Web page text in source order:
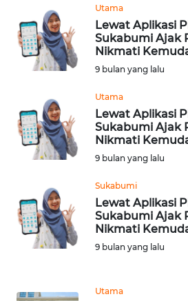
Utama
Lewat Aplikasi
Sukabumi Ajak
Nikmati
9 bulan yang lalu
Utama
Lewat Aplikasi
Sukabumi Ajak
Nikmati
9 bulan yang lalu
Sukabumi
Lewat Aplikasi
Sukabumi Ajak
Nikmati
9 bulan yang lalu
Utama
WN
BABEL
WN
WN
SUMSEL
BENGKULU
WN
LAMPUNG